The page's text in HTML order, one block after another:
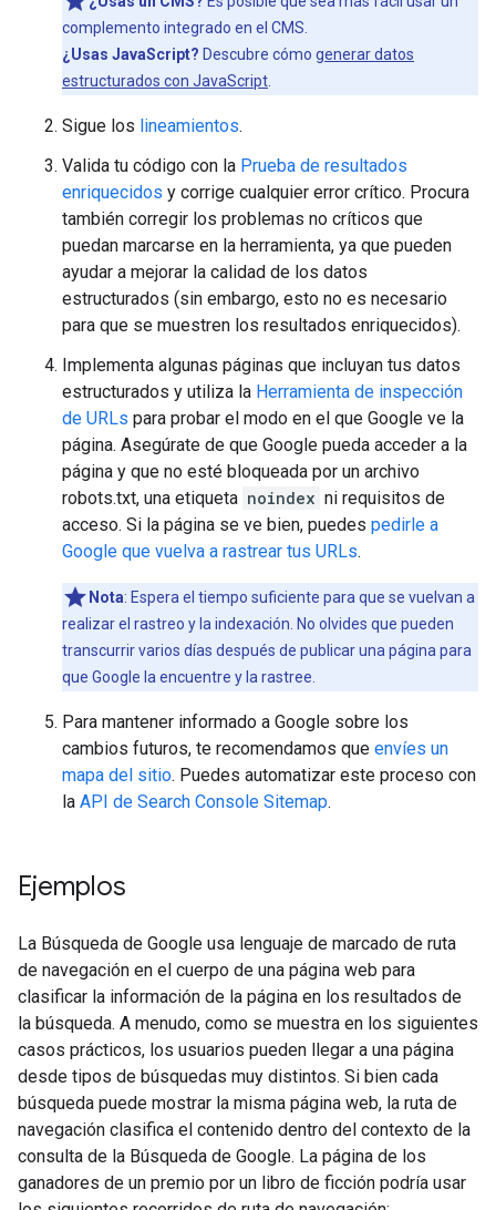
complemento integrado en el CMS.
¿Usas JavaScript? Descubre cómo generar datos
estructurados con JavaScript
Sigue los lineamientos.
Valida tu código con la Prueba de resultados
enriquecidos y corrige cualquier error crítico. Procura
también corregir los problemas no críticos que
puedan marcarse en la herramienta, ya que pueden
ayudar a mejorar la calidad de los datos
estructurados (sin embargo, esto no es necesario
para que se muestren los resultados enriquecidos).
Implementa algunas páginas que incluyan tus datos
estructurados y utiliza la Herramienta de inspección
de URLs para probar el modo en el que Google ve la
página. Asegúrate de que Google pueda acceder a la
página y que no esté bloqueada por un archivo
robots.txt, una etiqueta noindex ni requisitos de
acceso. Si la página se ve bien, puedes pedirle a
Google que vuelva a rastrear tus URLs.
Nota: Espera el tiempo suficiente para que se vuelvan a
realizar el rastreo y la indexación. No olvides que pueden
transcurrir varios días después de publicar una página para
que Google la encuentre y la rastree.
Para mantener informado a Google sobre los
cambios futuros, te recomendamos que envíes un
mapa del sitio. Puedes automatizar este proceso con
la API de Search Console Sitemap.
Ejemplos
La Búsqueda de Google usa lenguaje de marcado de ruta
de navegación en el cuerpo de una página web para
clasificar la información de la página en los resultados de
la búsqueda. A menudo, como se muestra en los siguientes
casos prácticos, los usuarios pueden llegar a una página
desde tipos de búsquedas muy distintos. Si bien cada
búsqueda puede mostrar la misma página web, la ruta de
navegación clasifica el contenido dentro del contexto de la
consulta de la Búsqueda de Google. La página de los
ganadores de un premio por un libro de ficción podría usar